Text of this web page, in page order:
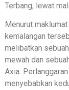
Terbang, lewat
Menurut maklumat
kemalangan
melibatkan
mewah dan
Axia.
menyebabkan